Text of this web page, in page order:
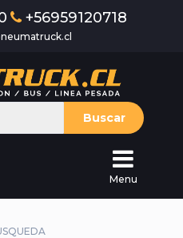
+56959120718
Buscar
Menu